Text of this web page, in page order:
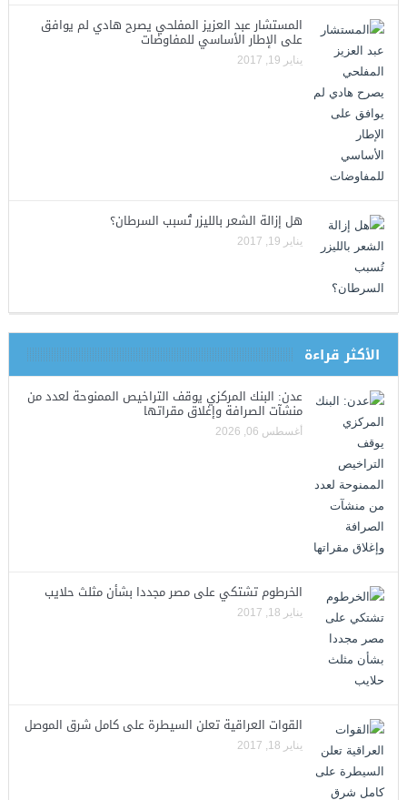
المستشار عبد العزيز المفلحي يصرح هادي لم يوافق
على الإطار الأساسي للمفاوضات
يناير 19, 2017
هل إزالة الشعر بالليزر تُسبب السرطان؟
يناير 19, 2017
الأكثر قراءة
عدن: البنك المركزي يوقف التراخيص الممنوحة لعدد من
منشآت الصرافة وإغلاق مقراتها
أغسطس 06, 2026
الخرطوم تشتكي على مصر مجددا بشأن مثلث حلايب
يناير 18, 2017
القوات العراقية تعلن السيطرة على كامل شرق الموصل
يناير 18, 2017